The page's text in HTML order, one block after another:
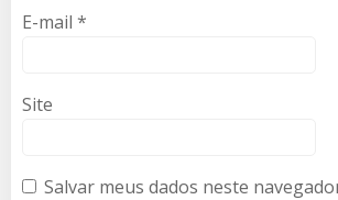
E-mail *
Site
Salvar meus dados neste